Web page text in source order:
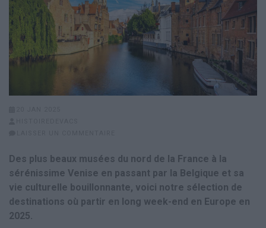
Des plus beaux musées du nord de la France à la
sérénissime Venise en passant par la Belgique et sa
vie culturelle bouillonnante, voici notre sélection de
destinations où partir en long week-end en Europe en
2025.